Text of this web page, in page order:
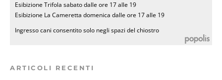
Esibizione Trifola sabato dalle ore 17 alle 19
Esibizione La Cameretta domenica dalle ore 17 alle 19
Ingresso cani consentito solo negli spazi del chiostro
ARTICOLI RECENTI